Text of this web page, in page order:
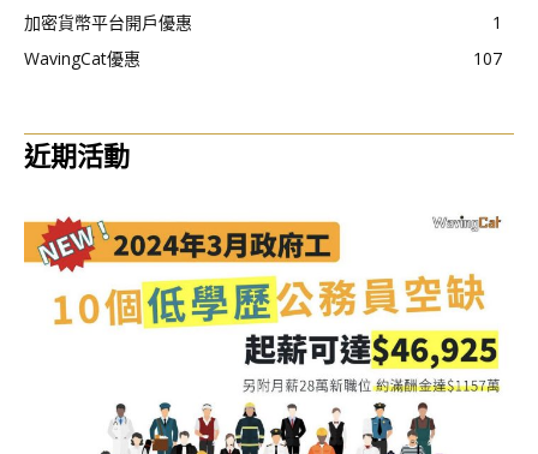
加密貨幣平台開戶優惠
1
WavingCat優惠
107
近期活動